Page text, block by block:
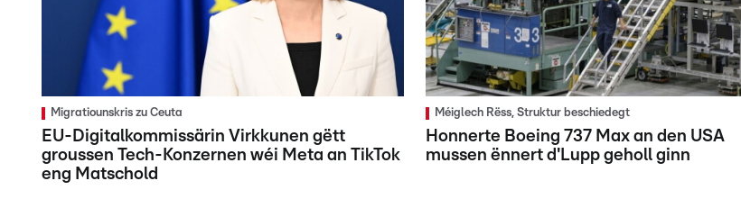
Migratiounskris zu Ceuta
EU-Digitalkommissärin Virkkunen gëtt
groussen Tech-Konzernen wéi Meta an TikTok
eng Matschold
Méiglech Rëss, Struktur beschiedegt
Honnerte Boeing 737 Max an den USA
mussen ënnert d'Lupp geholl ginn